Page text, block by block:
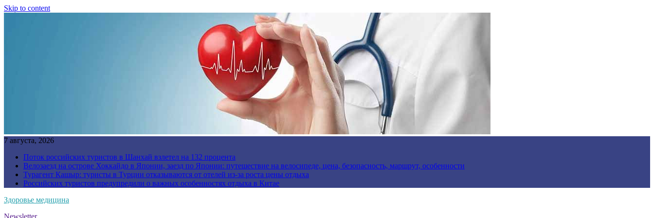
Skip to content
7 августа, 2026
Поток российских туристов в Шанхай взлетел на 132 процента
Велозаезд на острове Хоккайдо в Японии, заезд по Японии: путешествие на велосипеде, цена, безопасность, маршрут, особенности
Турагент Кашыр: туристы в Турции отказываются от отелей из-за роста цены отдыха
Российских туристов предупредили о важных особенностях отдыха в Китае
Здоровье медицина
Newsletter